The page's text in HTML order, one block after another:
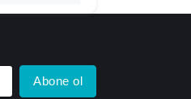
Abone ol